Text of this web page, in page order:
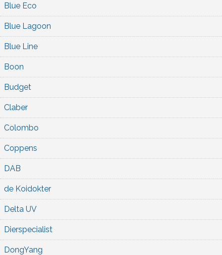
Blue Eco
Blue Lagoon
Blue Line
Boon
Budget
Claber
Colombo
Coppens
DAB
de Koidokter
Delta UV
Dierspecialist
DongYang